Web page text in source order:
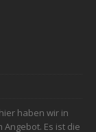
haben wir in
Angebot. Es ist die